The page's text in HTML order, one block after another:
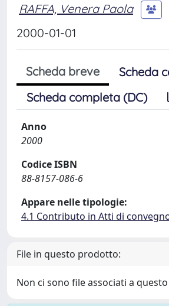
RAFFA, Venera Paola
2000-01-01
Scheda breve
Scheda
Scheda completa (DC)
Anno
2000
Codice ISBN
88-8157-086-6
Appare nelle tipologie:
4.1 Contributo in Atti di
File in questo prodotto:
Non ci sono file associati a